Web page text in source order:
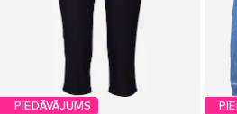
PIEDĀVĀJUMS